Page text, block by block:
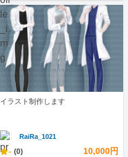
イラスト制作します
RaiRa_1021
- (0) 10,000円